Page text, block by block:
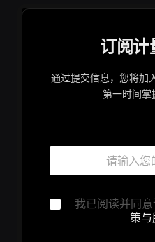
订阅
通过提交信息，您将加
第一时间掌
邮
*
隐
我已阅读并同
策与